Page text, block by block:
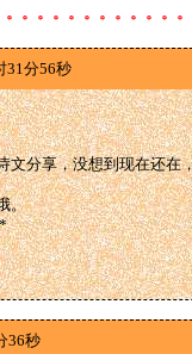
。。。。。。。。。。
31分56秒
文分享，没想到现在还在
。
36秒